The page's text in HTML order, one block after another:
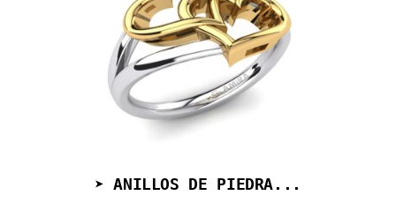
➤ ANILLOS DE PIEDRA...